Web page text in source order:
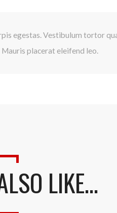
egestas. Vestibulum tortor
placerat eleifend leo.
LIKE…